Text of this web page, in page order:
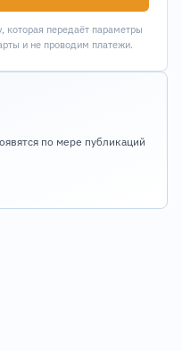
которая передаёт параметры
и не проводим платежи.
по мере публикаций